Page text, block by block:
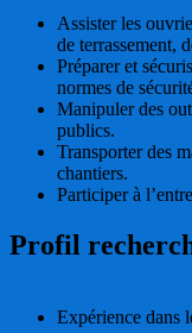
Assister les
de terrassement,
Préparer et
normes de
Manipuler des
publics.
Transporter des
chantiers.
Participer à
Profil
Expérience dans